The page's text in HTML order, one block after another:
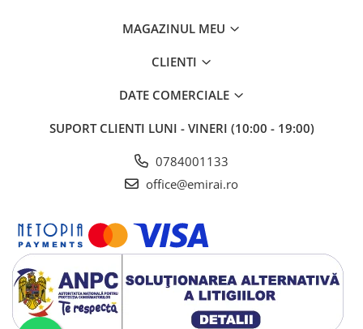
MAGAZINUL MEU
CLIENTI
DATE COMERCIALE
SUPORT CLIENTI LUNI - VINERI (10:00 - 19:00)
0784001133
office@emirai.ro